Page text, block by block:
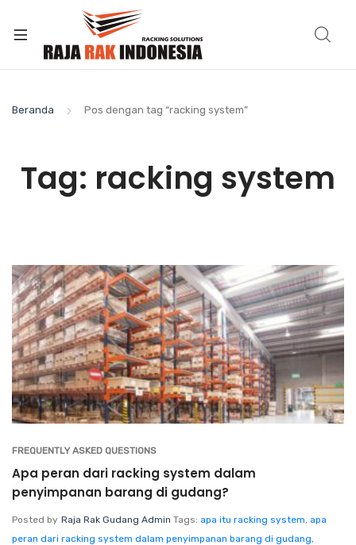
Beranda Pos dengan tag “racking system”
Tag: racking system
FREQUENTLY ASKED QUESTIONS
Apa peran dari racking system dalam
penyimpanan barang di gudang?
Posted by Raja Rak Gudang Admin Tags: apa itu racking system, apa
peran dari racking system dalam penyimpanan barang di gudang,